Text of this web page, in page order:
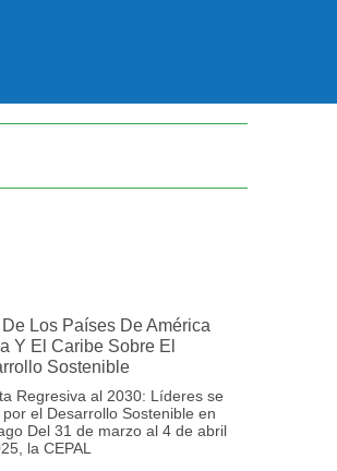
De Los Países De América
Y El Caribe Sobre El
Sostenible
Regresiva al 2030: Líderes se
por el Desarrollo Sostenible en
Del 31 de marzo al 4 de abril
la CEPAL